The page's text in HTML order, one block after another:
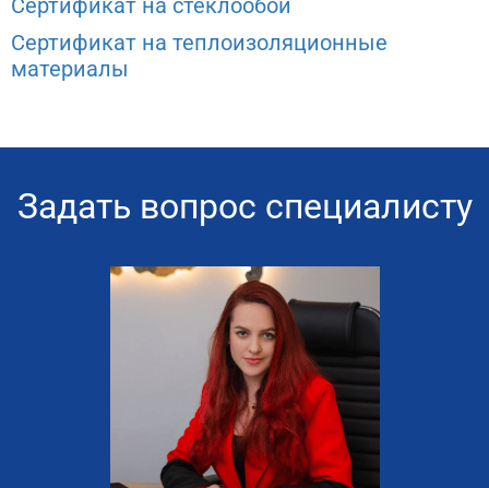
Сертификат на стеклообои
Сертификат на теплоизоляционные
материалы
Задать вопрос специалисту